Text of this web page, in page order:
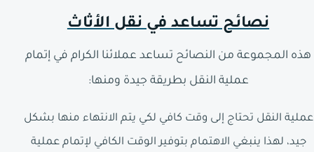
نصائح تساعد في نقل الأثاث
هذه المجموعة من النصائح تساعد عملائنا الكرام في إتمام
عملية النقل بطريقة جيدة ومنها:
عملية النقل تحتاج إلى وقت كافي لكي يتم الانتهاء منها بشكل
جيد، لهذا ينبغي الاهتمام بتوفير الوقت الكافي لإتمام عملية